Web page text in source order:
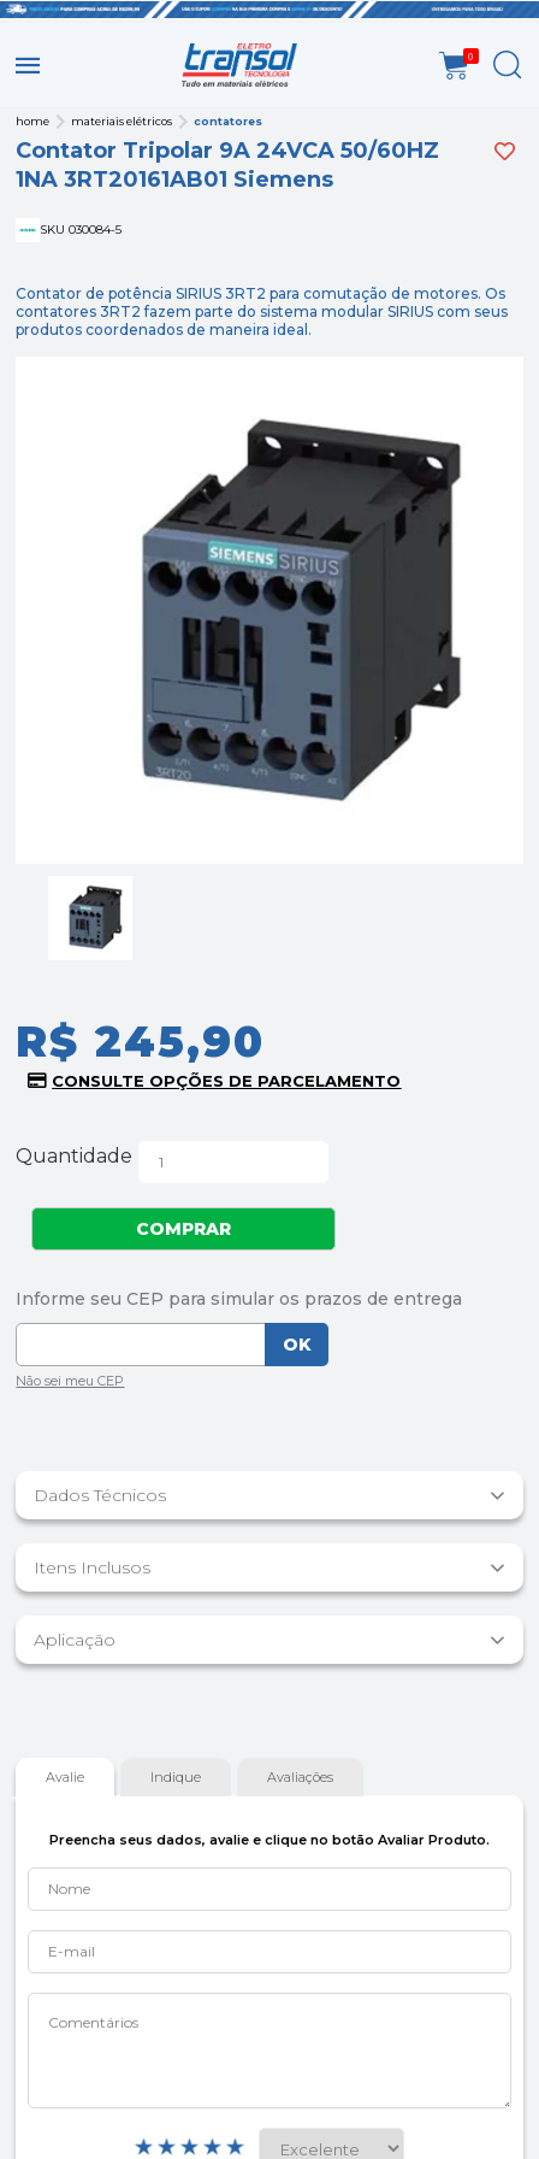
0
home materiais elétricos contatores
Contator Tripolar 9A 24VCA 50/60HZ
1NA 3RT20161AB01 Siemens
SKU 030084-5
Contator de potência SIRIUS 3RT2 para comutação de motores. Os
contatores 3RT2 fazem parte do sistema modular SIRIUS com seus
produtos coordenados de maneira ideal.
R$ 245,90
Quantidade
Dados Técnicos
Itens Inclusos
Aplicação
Avalie Indique Avaliações
Preencha seus dados, avalie e clique no botão Avaliar Produto.